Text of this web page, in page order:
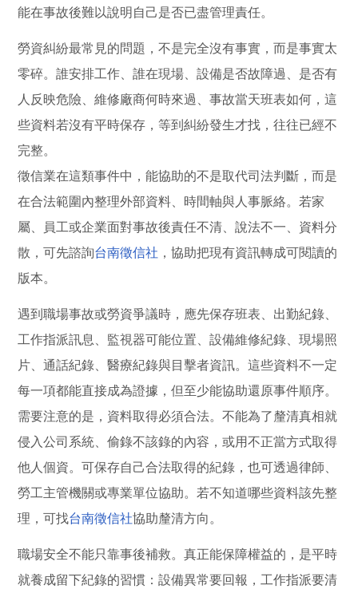
能在事故後難以說明自己是否已盡管理責任。
勞資糾紛最常見的問題，不是完全沒有事實，而是事實太
零碎。誰安排工作、誰在現場、設備是否故障過、是否有
人反映危險、維修廠商何時來過、事故當天班表如何，這
些資料若沒有平時保存，等到糾紛發生才找，往往已經不
完整。
徵信業在這類事件中，能協助的不是取代司法判斷，而是
在合法範圍內整理外部資料、時間軸與人事脈絡。若家
屬、員工或企業面對事故後責任不清、說法不一、資料分
散，可先諮詢台南徵信社 ，協助把現有資訊轉成可閱讀的
版本。
遇到職場事故或勞資爭議時，應先保存班表、出勤紀錄、
工作指派訊息、監視器可能位置、設備維修紀錄、現場照
片、通話紀錄、醫療紀錄與目擊者資訊。這些資料不一定
每一項都能直接成為證據，但至少能協助還原事件順序。
需要注意的是，資料取得必須合法。不能為了釐清真相就
侵入公司系統、偷錄不該錄的內容，或用不正當方式取得
他人個資。可保存自己合法取得的紀錄，也可透過律師、
勞工主管機關或專業單位協助。若不知道哪些資料該先整
理，可找台南徵信社協助釐清方向。
職場安全不能只靠事後補救。真正能保障權益的，是平時
就養成留下紀錄的習慣：設備異常要回報，工作指派要清